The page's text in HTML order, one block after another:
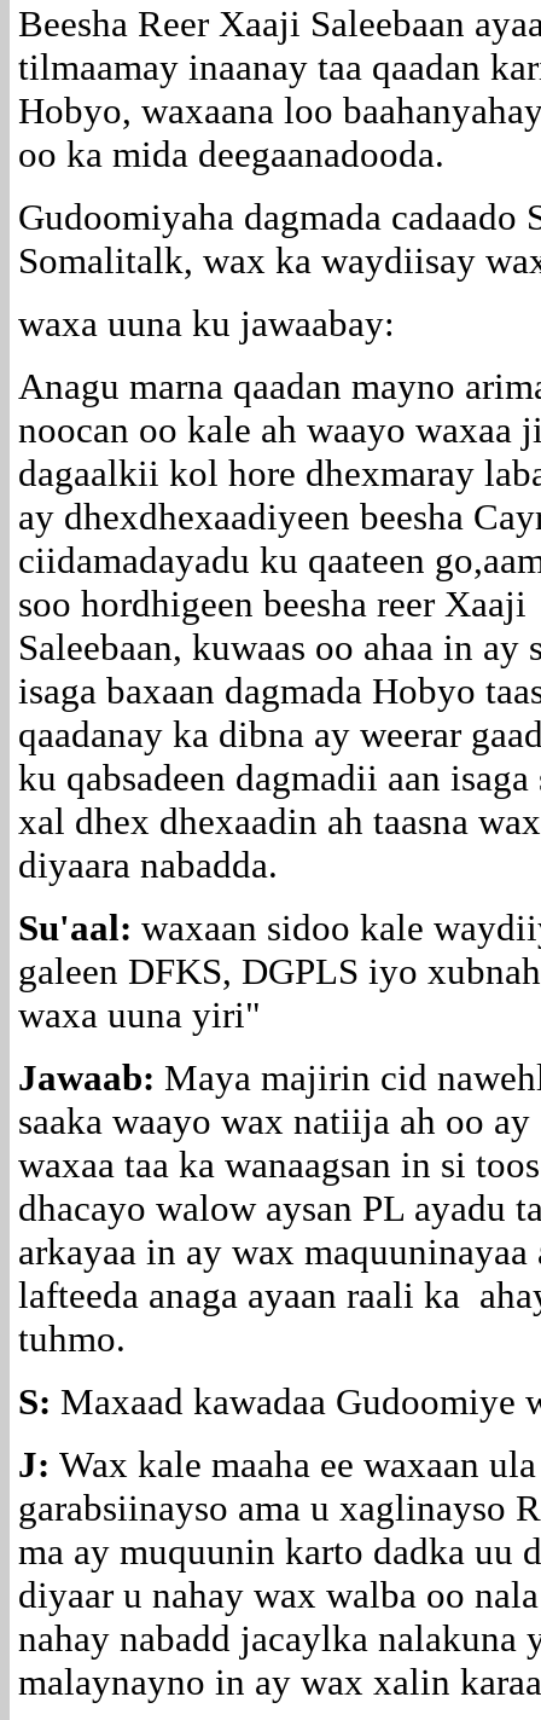
Beesha Reer Xaaji Saleebaan
tilmaamay inaanay taa qaadan
Hobyo, waxaana loo
oo ka mida deegaanadooda.
Gudoomiyaha dagmada cadaado
Somalitalk, wax ka waydiisay
waxa uuna ku jawaabay:
Anagu marna qaadan mayno
noocan oo kale ah waayo waxaa
dagaalkii kol hore dhexmaray
ay dhexdhexaadiyeen beesha
ciidamadayadu ku qaateen
soo hordhigeen beesha reer Xaaji
Saleebaan, kuwaas oo ahaa in ay
isaga baxaan dagmada Hobyo
qaadanay ka dibna ay weerar
ku qabsadeen dagmadii aan
xal dhex dhexaadin ah taasna
diyaara nabadda.
Su'aal: waxaan sidoo kale
galeen DFKS, DGPLS iyo
waxa uuna yiri"
Jawaab: Maya majirin cid
saaka waayo wax natiija ah oo
waxaa taa ka wanaagsan in si
dhacayo walow aysan PL ayadu
arkayaa in ay wax
lafteeda anaga ayaan raali ka
tuhmo.
S: Maxaad kawadaa Gudoomiye
J: Wax kale maaha ee waxaan
garabsiinayso ama u xaglinayso
ma ay muquunin karto dadka uu
diyaar u nahay wax walba oo
nahay nabadd jacaylka nalakuna
malaynayno in ay wax xalin